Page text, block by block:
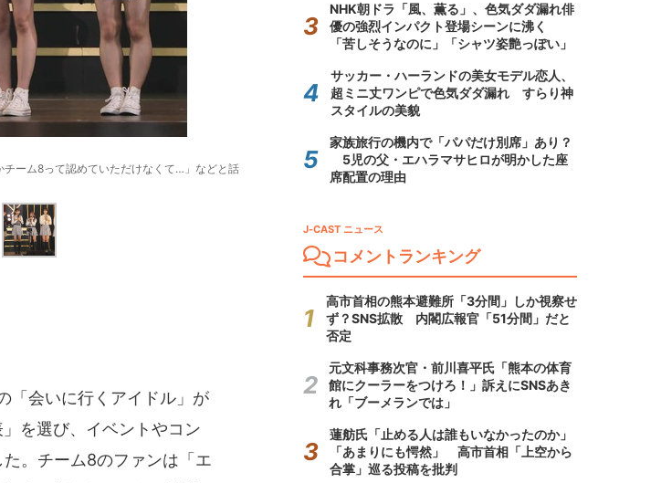
ーム8って認めていただけなくて…」などと話
「会いに行くアイドル」が
を選び、イベントやコン
。チーム8のファンは「エ
NHK朝ドラ「風、薫る」、色気ダダ漏れ俳
優の強烈インパクト登場シーンに沸く
「苦しそうなのに」「シャツ姿艶っぽい」
サッカー・ハーランドの美女モデル恋人、
超ミニ丈ワンピで色気ダダ漏れ すらり神
スタイルの美貌
家族旅行の機内で「パパだけ別席」あり？
5児の父・エハラマサヒロが明かした座
席配置の理由
J-CAST ニュース
コメントランキング
高市首相の熊本避難所「3分間」しか視察せ
ず？SNS拡散 内閣広報官「51分間」だと
否定
元文科事務次官・前川喜平氏「熊本の体育
館にクーラーをつけろ！」訴えにSNSあき
れ「ブーメランでは」
蓮舫氏「止める人は誰もいなかったのか」
「あまりにも愕然」 高市首相「上空から
合掌」巡る投稿を批判